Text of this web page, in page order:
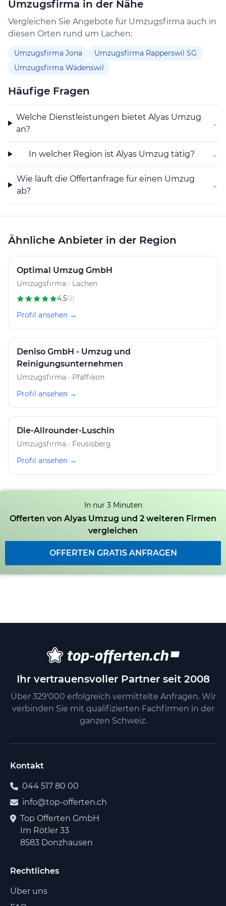
den Aufwand für die Kundschaft.
Umzugsfirma in der Nähe
Vergleichen Sie Angebote für Umzugsfirma auch in
diesen Orten rund um Lachen:
Umzugsfirma Jona
Umzugsfirma Rapperswil SG
Umzugsfirma Wädenswil
Häufige Fragen
Welche Dienstleistungen bietet Alyas Umzug
an?
⌄
In welcher Region ist Alyas Umzug tätig? ⌄
Wie läuft die Offertanfrage für einen Umzug
ab?
⌄
Ähnliche Anbieter in der Region
Optimal Umzug GmbH
Umzugsfirma · Lachen
4.5(2)
Profil ansehen →
Deniso GmbH - Umzug und
Reinigungsunternehmen
Umzugsfirma · Pfäffikon
Profil ansehen →
Die-Allrounder-Luschin
Umzugsfirma · Feusisberg
Profil ansehen →
In nur 3 Minuten
Offerten von Alyas Umzug und 2 weiteren Firmen
vergleichen
OFFERTEN GRATIS ANFRAGEN
Ihr vertrauensvoller Partner seit 2008
Über 329'000 erfolgreich vermittelte Anfragen. Wir
verbinden Sie mit qualifizierten Fachfirmen in der
ganzen Schweiz.
Kontakt
044 517 80 00
info@top-offerten.ch
Top Offerten GmbH
Im Rötler 33
8583 Donzhausen
Rechtliches
Über uns